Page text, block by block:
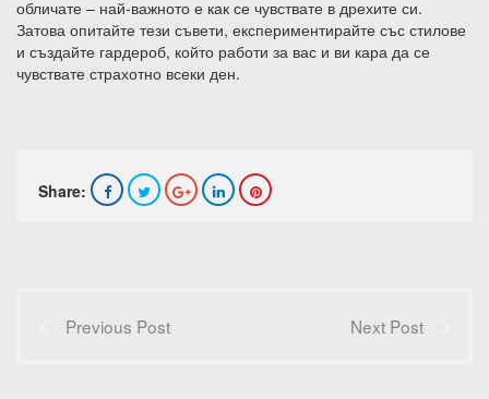
обличате – най-важното е как се чувствате в дрехите си.
Затова опитайте тези съвети, експериментирайте със стилове
и създайте гардероб, който работи за вас и ви кара да се
чувствате страхотно всеки ден.
Share:
Previous Post Next Post